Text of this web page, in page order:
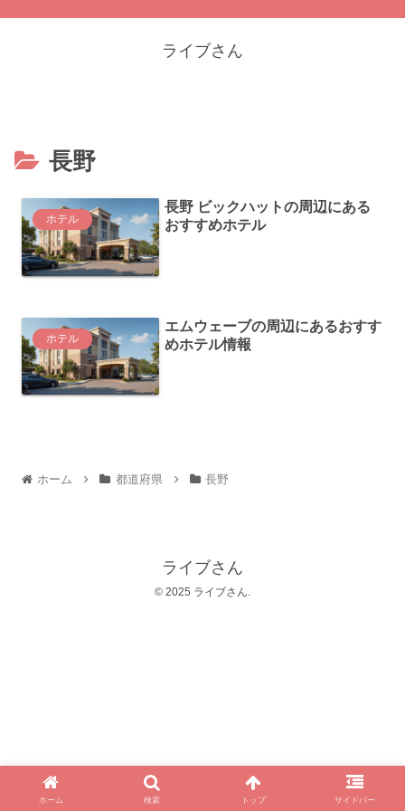
ライブさん
長野
ホテル
長野 ビックハットの周辺にある
おすすめホテル
ホテル
エムウェーブの周辺にあるおすす
めホテル情報
ホーム 都道府県 長野
ライブさん
© 2025 ライブさん.
ホーム 検索 トップ サイドバー